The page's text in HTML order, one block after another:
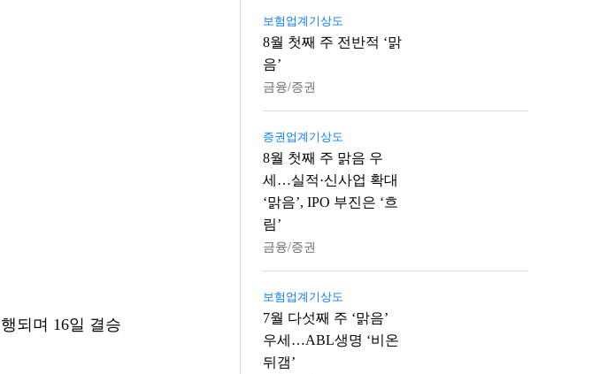
되며 16일 결승
보험업계기상도
8월 첫째 주 전반적 ‘맑
음’
금융/증권
증권업계기상도
8월 첫째 주 맑음 우
세…실적·신사업 확대
‘맑음’, IPO 부진은 ‘흐
림’
금융/증권
보험업계기상도
7월 다섯째 주 ‘맑음’
우세…ABL생명 ‘비온
뒤갬’